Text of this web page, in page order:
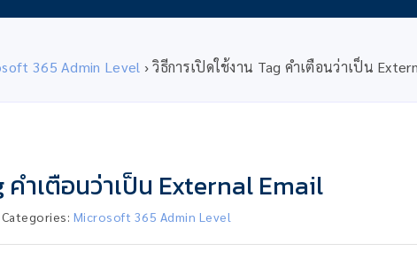
365 Admin Level ›วิธีการเปิดใช้งาน Tag คำเตือนว่าเป็น
คำเตือนว่าเป็น External Email
Categories: Microsoft 365 Admin Level